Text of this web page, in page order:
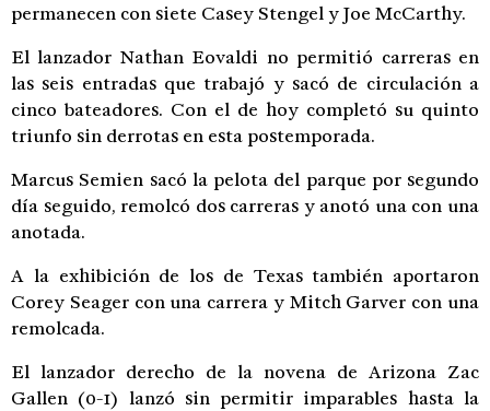
permanecen con siete Casey Stengel y Joe McCarthy.
El lanzador Nathan Eovaldi no permitió carreras en
las seis entradas que trabajó y sacó de circulación a
cinco bateadores. Con el de hoy completó su quinto
triunfo sin derrotas en esta postemporada.
Marcus Semien sacó la pelota del parque por segundo
día seguido, remolcó dos carreras y anotó una con una
anotada.
A la exhibición de los de Texas también aportaron
Corey Seager con una carrera y Mitch Garver con una
remolcada.
El lanzador derecho de la novena de Arizona Zac
Gallen (0-1) lanzó sin permitir imparables hasta la